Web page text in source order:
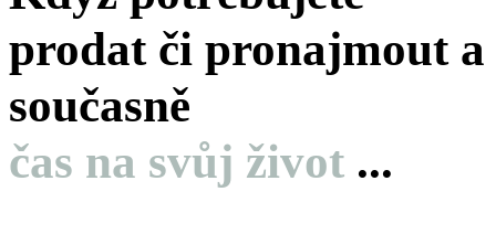
prodat či pronajmout a
současně
čas na svůj život ...